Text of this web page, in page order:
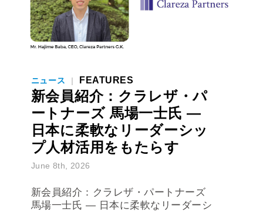
ニュース | FEATURES
新会員紹介：クラレザ・パ
ートナーズ 馬場一士氏 ―
日本に柔軟なリーダーシッ
プ人材活用をもたらす
June 8th, 2026
新会員紹介：クラレザ・パートナーズ
馬場一士氏 ― 日本に柔軟なリーダーシ